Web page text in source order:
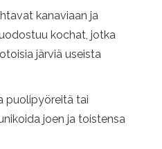
kanaviaan ja
kochat, jotka
järviä useista
puolipyöreitä tai
joen ja toistensa